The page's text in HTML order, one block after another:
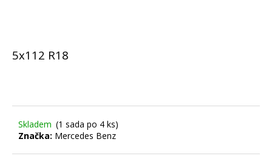
5x112 R18
Skladem (1 sada po 4 ks)
Značka: Mercedes Benz
36